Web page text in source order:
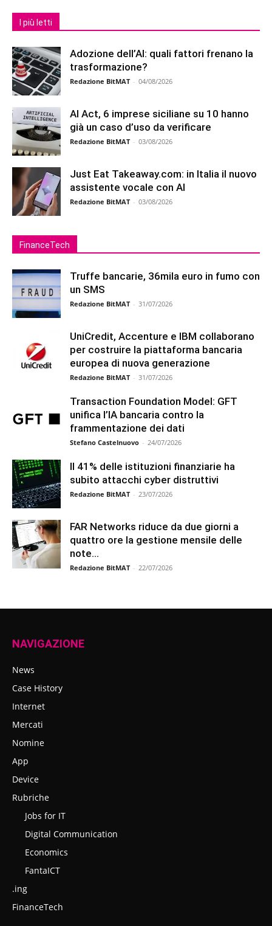
I più letti
Adozione dell’AI: quali fattori frenano la
trasformazione?
Redazione BitMAT - 04/08/2026
AI Act, 6 imprese siciliane su 10 hanno
già un caso d’uso da verificare
Redazione BitMAT - 03/08/2026
Just Eat Takeaway.com: in Italia il nuovo
assistente vocale con AI
Redazione BitMAT - 03/08/2026
FinanceTech
Truffe bancarie, 36mila euro in fumo con
un SMS
Redazione BitMAT - 31/07/2026
UniCredit, Accenture e IBM collaborano
per costruire la piattaforma bancaria
europea di nuova generazione
Redazione BitMAT - 31/07/2026
Transaction Foundation Model: GFT
unifica l’IA bancaria contro la
frammentazione dei dati
Stefano Castelnuovo - 24/07/2026
Il 41% delle istituzioni finanziarie ha
subito attacchi cyber distruttivi
Redazione BitMAT - 23/07/2026
FAR Networks riduce da due giorni a
quattro ore la gestione mensile delle
note...
Redazione BitMAT - 22/07/2026
NAVIGAZIONE
News
Case History
Internet
Mercati
Nomine
App
Device
Rubriche
Jobs for IT
Digital Communication
Economics
FantaICT
.ing
FinanceTech